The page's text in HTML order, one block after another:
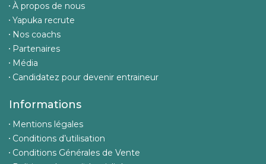
À propos de nous
Yapuka recrute
Nos coachs
Partenaires
Média
Candidatez pour devenir entraineur
Informations
Mentions légales
Conditions d’utilisation
Conditions Générales de Vente